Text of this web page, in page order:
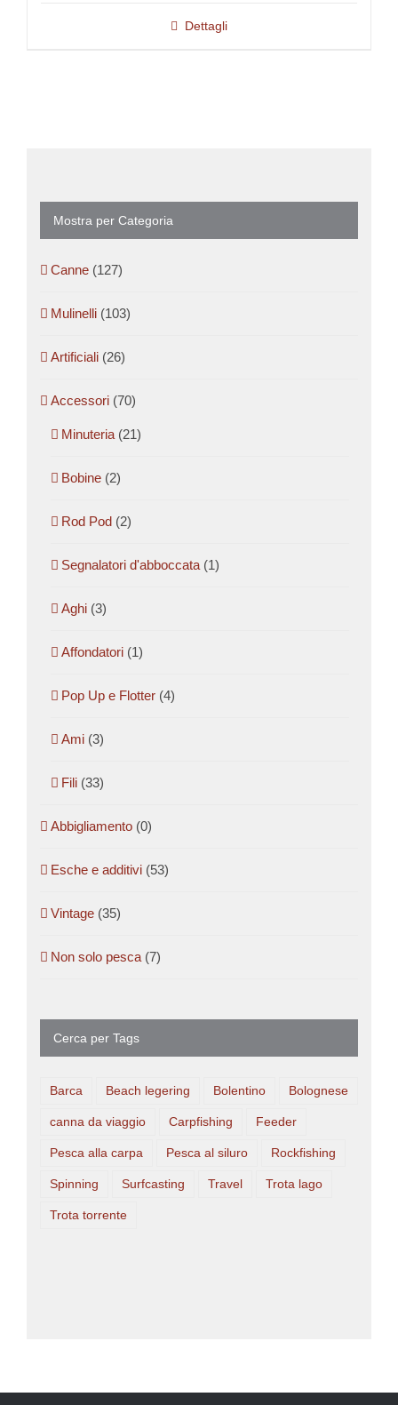
Dettagli
Mostra per Categoria
Canne (127)
Mulinelli (103)
Artificiali (26)
Accessori (70)
Minuteria (21)
Bobine (2)
Rod Pod (2)
Segnalatori d'abboccata (1)
Aghi (3)
Affondatori (1)
Pop Up e Flotter (4)
Ami (3)
Fili (33)
Abbigliamento (0)
Esche e additivi (53)
Vintage (35)
Non solo pesca (7)
Cerca per Tags
Barca Beach legering Bolentino Bolognese
canna da viaggio Carpfishing Feeder
Pesca alla carpa Pesca al siluro Rockfishing
Spinning Surfcasting Travel Trota lago
Trota torrente